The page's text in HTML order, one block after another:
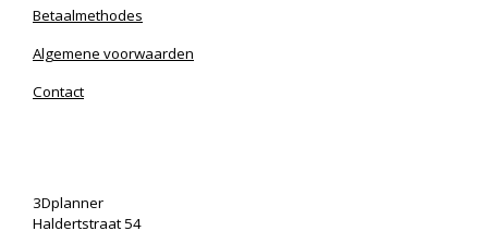
Betaalmethodes
Algemene voorwaarden
Contact
3Dplanner
Haldertstraat 54